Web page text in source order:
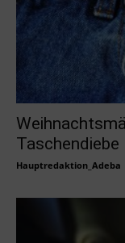
Taschendiebe
Hauptredaktion_Adeba